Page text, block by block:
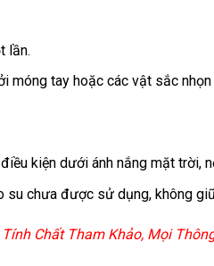
lần.
móng tay hoặc các vật sắc
kiện dưới ánh nắng mặt trời,
su chưa được sử dụng, không
Chất Tham Khảo, Mọi